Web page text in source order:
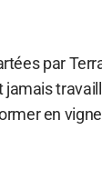
par
jamais
en